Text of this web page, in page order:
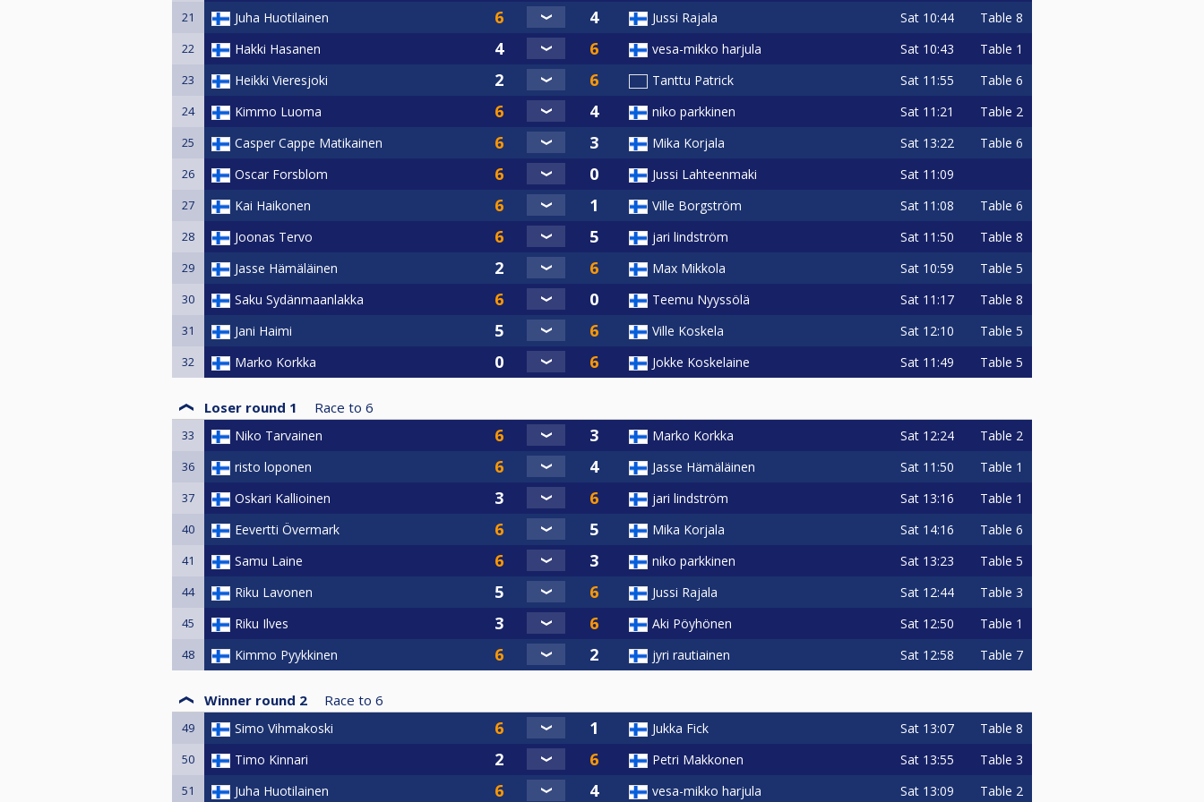
Tarjous tulossa!
21 Juha Huotilainen Jussi Rajala Sat 10:44 Table 8
22 Hakki Hasanen vesa-mikko harjula Sat 10:43 Table 1
23 Heikki Vieresjoki Tanttu Patrick Sat 11:55 Table 6
24 Kimmo Luoma niko parkkinen Sat 11:21 Table 2
25 Casper Cappe Matikainen Mika Korjala Sat 13:22 Table 6
26 Oscar Forsblom Jussi Lahteenmaki Sat 11:09
27 Kai Haikonen Ville Borgström Sat 11:08 Table 6
28 Joonas Tervo jari lindström Sat 11:50 Table 8
29 Jasse Hämäläinen Max Mikkola Sat 10:59 Table 5
30 Saku Sydänmaanlakka Teemu Nyyssölä Sat 11:17 Table 8
31 Jani Haimi Ville Koskela Sat 12:10 Table 5
32 Marko Korkka Jokke Koskelaine Sat 11:49 Table 5
Loser round 1 Race to 6
33 Niko Tarvainen Marko Korkka Sat 12:24 Table 2
36 risto loponen Jasse Hämäläinen Sat 11:50 Table 1
37 Oskari Kallioinen jari lindström Sat 13:16 Table 1
40 Eevertti Övermark Mika Korjala Sat 14:16 Table 6
41 Samu Laine niko parkkinen Sat 13:23 Table 5
44 Riku Lavonen Jussi Rajala Sat 12:44 Table 3
45 Riku Ilves Aki Pöyhönen Sat 12:50 Table 1
48 Kimmo Pyykkinen jyri rautiainen Sat 12:58 Table 7
Winner round 2 Race to 6
49 Simo Vihmakoski Jukka Fick Sat 13:07 Table 8
50 Timo Kinnari Petri Makkonen Sat 13:55 Table 3
51 Juha Huotilainen vesa-mikko harjula Sat 13:09 Table 2